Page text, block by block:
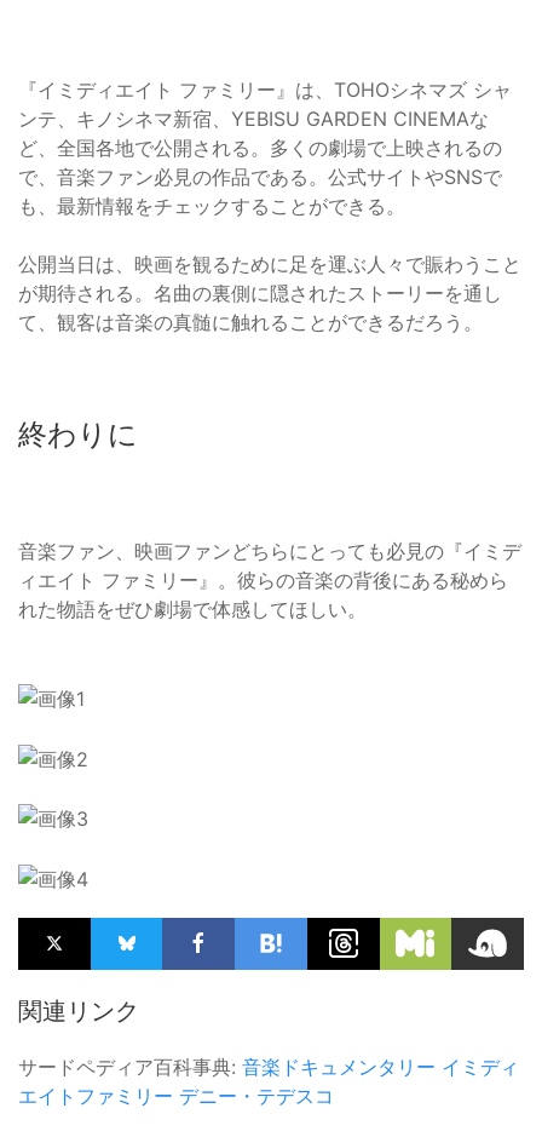
『イミディエイト ファミリー』は、TOHOシネマズ シャ
ンテ、キノシネマ新宿、YEBISU GARDEN CINEMAな
ど、全国各地で公開される。多くの劇場で上映されるの
で、音楽ファン必見の作品である。公式サイトやSNSで
も、最新情報をチェックすることができる。
公開当日は、映画を観るために足を運ぶ人々で賑わうこと
が期待される。名曲の裏側に隠されたストーリーを通し
て、観客は音楽の真髄に触れることができるだろう。
終わりに
音楽ファン、映画ファンどちらにとっても必見の『イミデ
ィエイト ファミリー』。彼らの音楽の背後にある秘めら
れた物語をぜひ劇場で体感してほしい。
関連リンク
サードペディア百科事典: 音楽ドキュメンタリー イミディ
エイトファミリー デニー・テデスコ